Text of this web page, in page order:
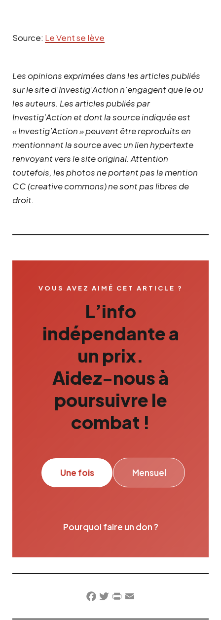
Source: Le Vent se lève
Les opinions exprimées dans les articles publiés
sur le site d’Investig’Action n’engagent que le ou
les auteurs. Les articles publiés par
Investig’Action et dont la source indiquée est
« Investig’Action » peuvent être reproduits en
mentionnant la source avec un lien hypertexte
renvoyant vers le site original. Attention
toutefois, les photos ne portant pas la mention
CC (creative commons) ne sont pas libres de
droit.
VOUS AVEZ AIMÉ CET ARTICLE ?
L’info
indépendante a
un prix.
Aidez-nous à
poursuivre le
combat !
Une fois Mensuel
Pourquoi faire un don ?
Facebook
TwitterPrintFriendly
Email